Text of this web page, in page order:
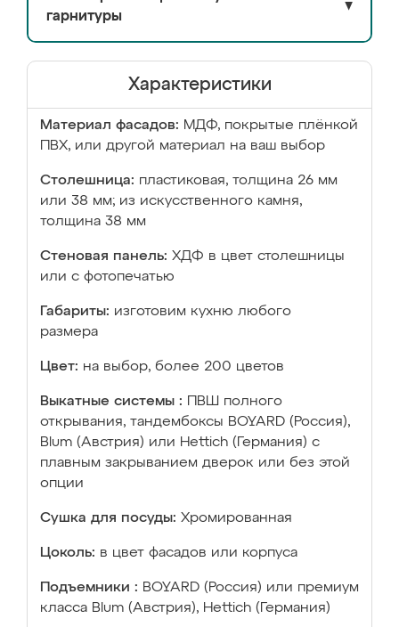
гарнитуры
▼
Характеристики
Материал фасадов: МДФ, покрытые плёнкой
ПВХ, или другой материал на ваш выбор
Столешница: пластиковая, толщина 26 мм
или 38 мм; из искусственного камня,
толщина 38 мм
Стеновая панель: ХДФ в цвет столешницы
или с фотопечатью
Габариты: изготовим кухню любого
размера
Цвет: на выбор, более 200 цветов
Выкатные системы :
ПВШ полного
открывания, тандембоксы BOYARD (Россия),
Blum (Австрия) или Hettich (Германия) с
плавным закрыванием дверок или без этой
опции
Сушка для посуды: Хромированная
Цоколь: в цвет фасадов или корпуса
Подъемники : BOYARD (Россия) или премиум
класса Blum (Австрия), Hettich (Германия)